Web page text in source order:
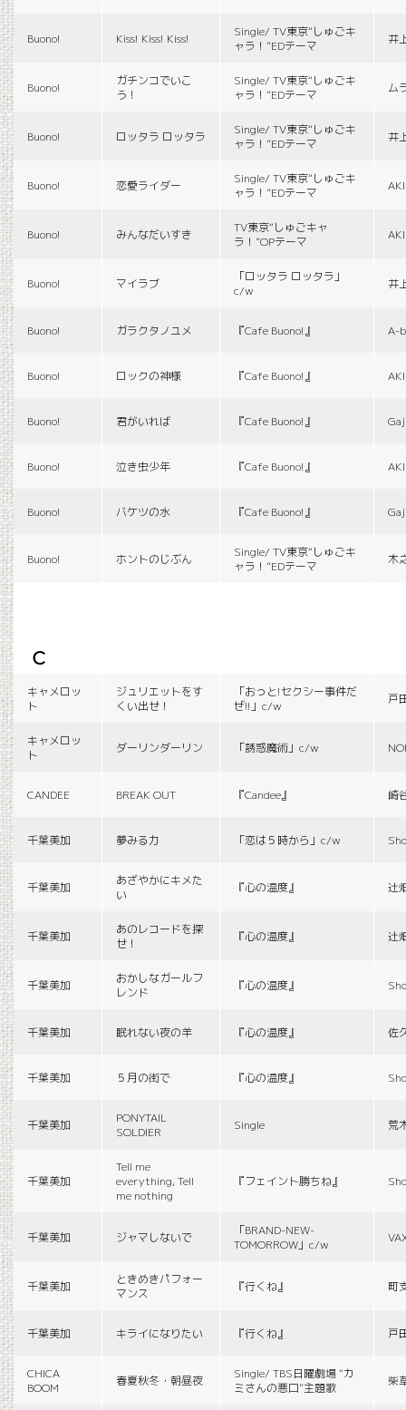
Buono! Kiss! Kiss! Kiss!
Single/ TV東京“しゅごキ
ャラ！”EDテーマ
井
Buono!
ガチンコでいこ
う！
Single/ TV東京“しゅごキ
ャラ！”EDテーマ
ム
Buono! ロッタラ ロッタラ
Single/ TV東京“しゅごキ
ャラ！”EDテーマ
井
Buono! 恋愛ライダー
Single/ TV東京“しゅごキ
ャラ！”EDテーマ
Buono! みんなだいすき
TV東京“しゅごキャ
ラ！”OPテーマ
Buono! マイラブ
「ロッタラ ロッタラ」
c/w
井
Buono! ガラクタノユメ 『Cafe Buono!』 A-
Buono! ロックの神様 『Cafe Buono!』
Buono! 君がいれば 『Cafe Buono!』
Buono! 泣き虫少年 『Cafe Buono!』
Buono! バケツの水 『Cafe Buono!』
Buono! ホントのじぶん
Single/ TV東京“しゅごキ
ャラ！”EDテーマ
木
c
キャメロッ
ト
ジュリエットをす
くい出せ！
「おっと!セクシー事件だ
ぜ!!」c/w
戸
キャメロッ
ト
ダーリンダーリン 「誘惑魔術」c/w
CANDEE BREAK OUT 『Candee』 崎
千葉美加 夢みる力 「恋は５時から」c/w
千葉美加
あざやかにキメた
い
『心の温度』 辻
千葉美加
あのレコードを探
せ！
『心の温度』 辻
千葉美加
おかしなガールフ
レンド
『心の温度』
千葉美加 眠れない夜の羊 『心の温度』 佐
千葉美加 ５月の街で 『心の温度』
千葉美加
PONYTAIL
SOLDIER
Single 荒
千葉美加
Tell me
everything, Tell
me nothing
『フェイント勝ちね』
千葉美加 ジャマしないで
「BRAND-NEW-
TOMORROW」c/w
千葉美加
ときめきパフォー
マンス
『行くね』 町
千葉美加 キライになりたい 『行くね』 戸
CHICA
BOOM
春夏秋冬・朝昼夜
Single/ TBS日曜劇場 “カ
ミさんの悪口”主題歌
柴